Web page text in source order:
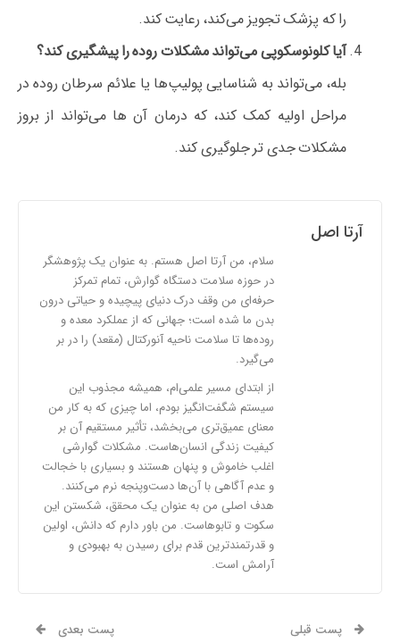
را که پزشک تجویز می‌کند، رعایت کند.
آیا کلونوسکوپی می‌تواند مشکلات روده را پیشگیری کند؟
بله، می‌تواند به شناسایی پولیپ‌ها یا علائم سرطان روده در
مراحل اولیه کمک کند، که درمان آن‌ ها می‌تواند از بروز
مشکلات جدی‌ تر جلوگیری کند.
آرتا اصل
سلام، من آرتا اصل هستم. به عنوان یک پژوهشگر
در حوزه سلامت دستگاه گوارش، تمام تمرکز
حرفه‌ای من وقف درک دنیای پیچیده و حیاتی درون
بدن ما شده است؛ جهانی که از عملکرد معده و
روده‌ها تا سلامت ناحیه آنورکتال (مقعد) را در بر
می‌گیرد.
از ابتدای مسیر علمی‌ام، همیشه مجذوب این
سیستم شگفت‌انگیز بودم، اما چیزی که به کار من
معنای عمیق‌تری می‌بخشد، تأثیر مستقیم آن بر
کیفیت زندگی انسان‌هاست. مشکلات گوارشی
اغلب خاموش و پنهان هستند و بسیاری با خجالت
و عدم آگاهی با آن‌ها دست‌وپنجه نرم می‌کنند.
هدف اصلی من به عنوان یک محقق، شکستن این
سکوت و تابوهاست. من باور دارم که دانش، اولین
و قدرتمندترین قدم برای رسیدن به بهبودی و
آرامش است.
پست قبلی پست بعدی